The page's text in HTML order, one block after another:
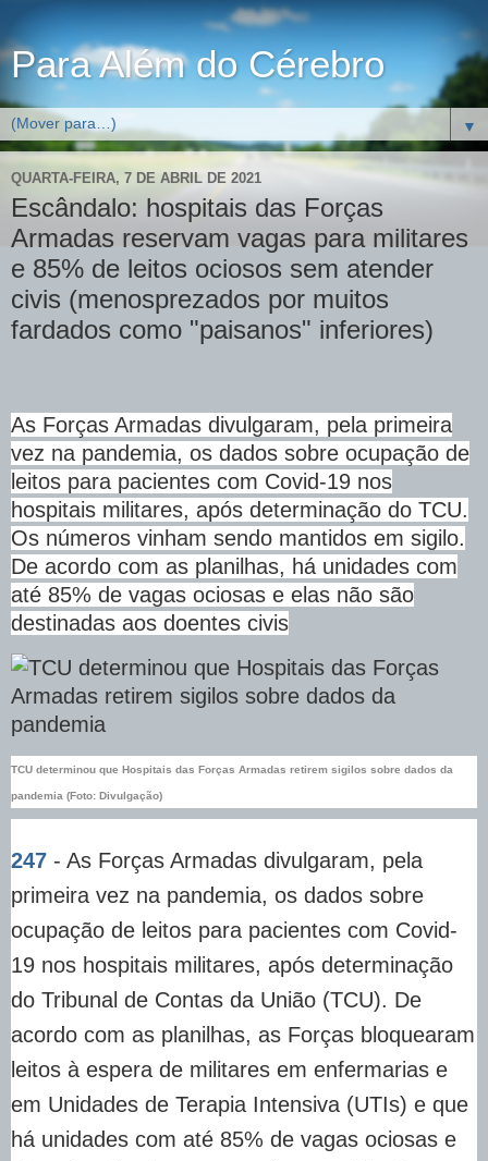
Para Além do Cérebro
▼
QUARTA-FEIRA, 7 DE ABRIL DE 2021
Escândalo: hospitais das Forças
Armadas reservam vagas para militares
e 85% de leitos ociosos sem atender
civis (menosprezados por muitos
fardados como "paisanos" inferiores)
As Forças Armadas divulgaram, pela primeira
vez na pandemia, os dados sobre ocupação de
leitos para pacientes com Covid-19 nos
hospitais militares, após determinação do TCU.
Os números vinham sendo mantidos em sigilo.
De acordo com as planilhas, há unidades com
até 85% de vagas ociosas e elas não são
destinadas aos doentes civis
TCU determinou que Hospitais das Forças Armadas retirem sigilos sobre dados da
pandemia (Foto: Divulgação)
247 - As Forças Armadas divulgaram, pela
primeira vez na pandemia, os dados sobre
ocupação de leitos para pacientes com Covid-
19 nos hospitais militares, após determinação
do Tribunal de Contas da União (TCU). De
acordo com as planilhas, as Forças bloquearam
leitos à espera de militares em enfermarias e
em Unidades de Terapia Intensiva (UTIs) e que
há unidades com até 85% de vagas ociosas e